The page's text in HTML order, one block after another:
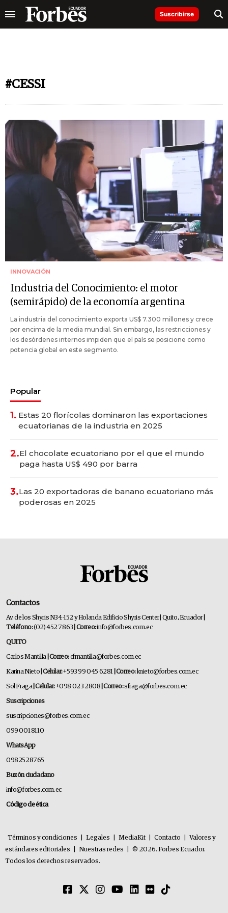
Suscribirse
#CESSI
INNOVACIÓN
Industria del Conocimiento: el motor
(semirápido) de la economía argentina
La industria del conocimiento exporta US$ 7.300 millones y crece
por encima de la media mundial. Sin embargo, las restricciones y
los desórdenes internos impiden que el país se posicione como
potencia global en este segmento.
Popular
1. Estas 20 florícolas dominaron las exportaciones
ecuatorianas de la industria en 2025
2.El chocolate ecuatoriano por el que el mundo
paga hasta US$ 490 por barra
3.Las 20 exportadoras de banano ecuatoriano más
poderosas en 2025
Contactos
Av. de los Shyris N34-152 y Holanda Edificio Shyris Center | Quito, Ecuador
Teléfono:(02) 452 7863 | Correo:info@forbes.com.ec
QUITO
Carlos Mantilla | Correo:cfmantilla@forbes.com.ec
Karina Nieto | Celular:+593 99 045 6281 | Correo: knieto@forbes.com.ec
Sol Fraga | Celular:+098 023 2808 | Correo:sfraga@forbes.com.ec
Suscripciones
suscripciones@forbes.com.ec
099 001 8110
WhatsApp
0982528765
Buzón ciudadano
info@forbes.com.ec
Código de ética
Términos y condiciones Legales MediaKit Contacto
Valores y
estándares editoriales
Nuestras redes
© 2026. Forbes Ecuador.
Todos los derechos reservados.